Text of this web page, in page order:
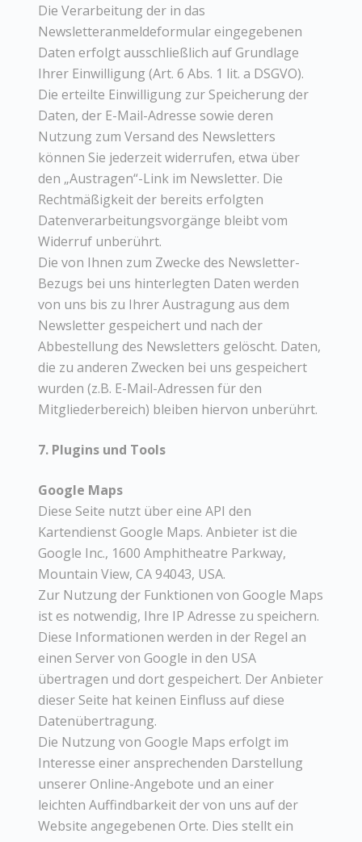
Die Verarbeitung der in das
Newsletteranmeldeformular eingegebenen
Daten erfolgt ausschließlich auf Grundlage
Ihrer Einwilligung (Art. 6 Abs. 1 lit. a DSGVO).
Die erteilte Einwilligung zur Speicherung der
Daten, der E-Mail-Adresse sowie deren
Nutzung zum Versand des Newsletters
können Sie jederzeit widerrufen, etwa über
den „Austragen“-Link im Newsletter. Die
Rechtmäßigkeit der bereits erfolgten
Datenverarbeitungsvorgänge bleibt vom
Widerruf unberührt.
Die von Ihnen zum Zwecke des Newsletter-
Bezugs bei uns hinterlegten Daten werden
von uns bis zu Ihrer Austragung aus dem
Newsletter gespeichert und nach der
Abbestellung des Newsletters gelöscht. Daten,
die zu anderen Zwecken bei uns gespeichert
wurden (z.B. E-Mail-Adressen für den
Mitgliederbereich) bleiben hiervon unberührt.
7. Plugins und Tools
Google Maps
Diese Seite nutzt über eine API den
Kartendienst Google Maps. Anbieter ist die
Google Inc., 1600 Amphitheatre Parkway,
Mountain View, CA 94043, USA.
Zur Nutzung der Funktionen von Google Maps
ist es notwendig, Ihre IP Adresse zu speichern.
Diese Informationen werden in der Regel an
einen Server von Google in den USA
übertragen und dort gespeichert. Der Anbieter
dieser Seite hat keinen Einfluss auf diese
Datenübertragung.
Die Nutzung von Google Maps erfolgt im
Interesse einer ansprechenden Darstellung
unserer Online-Angebote und an einer
leichten Auffindbarkeit der von uns auf der
Website angegebenen Orte. Dies stellt ein